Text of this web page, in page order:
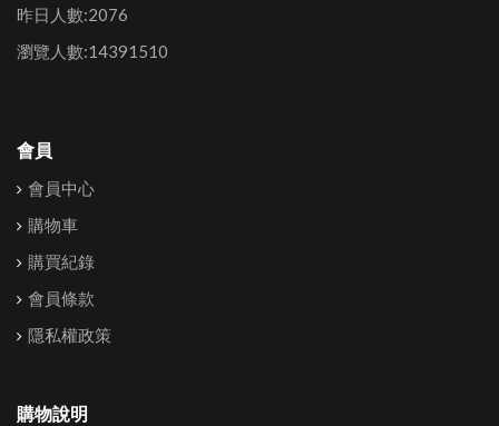
昨日人數:2076
瀏覽人數:14391510
會員
會員中心
購物車
購買紀錄
會員條款
隱私權政策
購物說明